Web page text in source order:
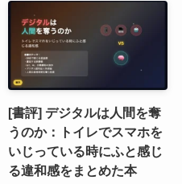
[書評] デジタルは人間を奪
うのか：トイレでスマホを
いじっている時にふと感じ
る違和感をまとめた本